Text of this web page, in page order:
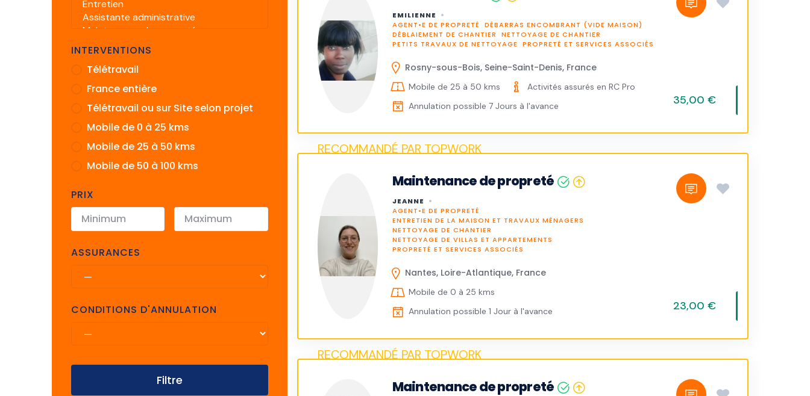
INTERVENTIONS
Télétravail
France entière
Télétravail ou sur Site selon projet
Mobile de 0 à 25 kms
Mobile de 25 à 50 kms
Mobile de 50 à 100 kms
PRIX
ASSURANCES
CONDITIONS D'ANNULATION
Filtre
EMILIENNE
AGENT•E DE PROPRETÉ
DÉBARRAS ENCOMBRANT (VIDE MAISON)
DÉBLAIEMENT DE CHANTIER
NETTOYAGE DE CHANTIER
PETITS TRAVAUX DE NETTOYAGE
PROPRETÉ ET SERVICES ASSOCIÉS
Rosny-sous-Bois, Seine-Saint-Denis, France
Mobile de 25 à 50 kms
Activités assurés en RC Pro
Annulation possible 7 Jours à l'avance
35,00 €
Maintenance de propreté
JEANNE
AGENT•E DE PROPRETÉ
ENTRETIEN DE LA MAISON ET TRAVAUX MÉNAGERS
NETTOYAGE DE CHANTIER
NETTOYAGE DE VILLAS ET APPARTEMENTS
PROPRETÉ ET SERVICES ASSOCIÉS
Nantes, Loire-Atlantique, France
Mobile de 0 à 25 kms
Annulation possible 1 Jour à l'avance
23,00 €
Maintenance de propreté